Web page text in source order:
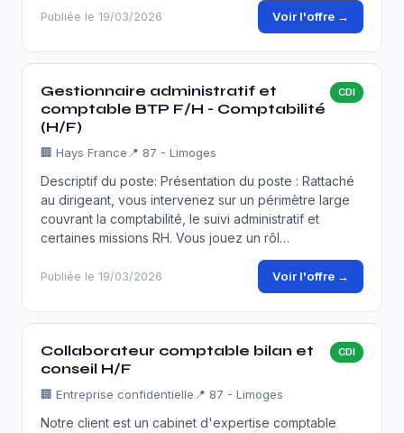
Publiée le 19/03/2026 Voir l'offre →
Gestionnaire administratif et
comptable BTP F/H - Comptabilité
(H/F)
CDI
🏢 Hays France 📍 87 - Limoges
Descriptif du poste: Présentation du poste : Rattaché
au dirigeant, vous intervenez sur un périmètre large
couvrant la comptabilité, le suivi administratif et
certaines missions RH. Vous jouez un rôl…
Publiée le 19/03/2026 Voir l'offre →
Collaborateur comptable bilan et
conseil H/F
CDI
🏢 Entreprise confidentielle 📍 87 - Limoges
Notre client est un cabinet d'expertise comptable